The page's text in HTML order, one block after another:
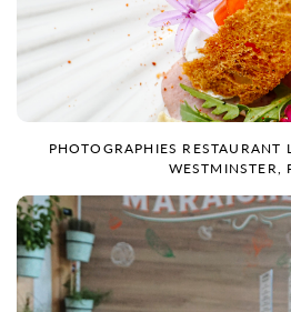
PHOTOGRAPHIES RESTAURANT
WESTMINSTER,